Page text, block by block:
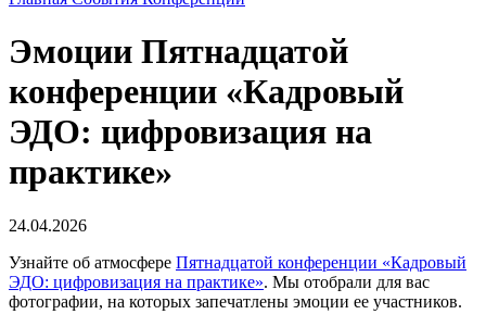
Эмоции Пятнадцатой
конференции «Кадровый
ЭДО: цифровизация на
практике»
24.04.2026
Узнайте об атмосфере Пятнадцатой конференции «Кадровый
ЭДО: цифровизация на практике». Мы отобрали для вас
фотографии, на которых запечатлены эмоции ее участников.